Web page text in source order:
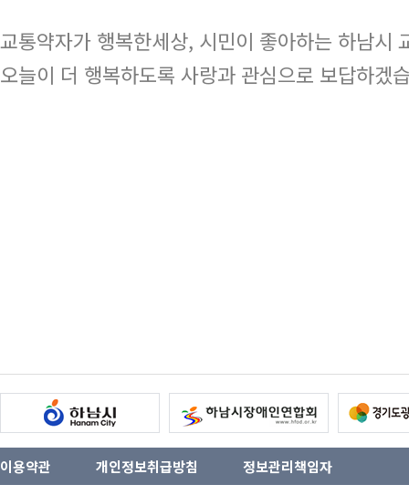
교통약자가 행복한세상, 시민이 좋아하는 하남시
오늘이 더 행복하도록 사랑과 관심으로 보답하겠
이용약관 개인정보취급방침 정보관리책임자